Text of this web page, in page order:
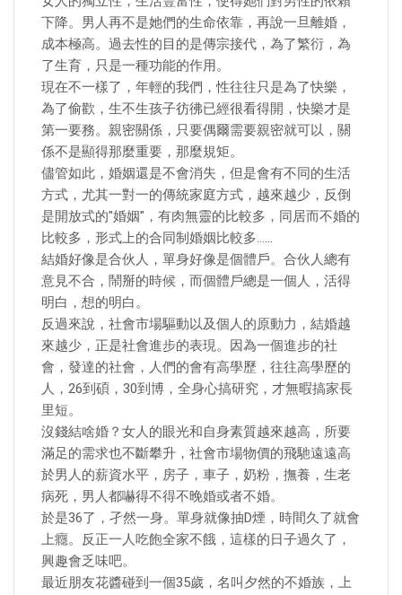
下降。男人再不是她們的生命依靠，再說一旦離婚，
成本極高。過去性的目的是傳宗接代，為了繁衍，為
了生育，只是一種功能的作用。
現在不一樣了，年輕的我們，性往往只是為了快樂，
為了偷歡，生不生孩子彷彿已經很看得開，快樂才是
第一要務。親密關係，只要偶爾需要親密就可以，關
係不是顯得那麼重要，那麼規矩。
儘管如此，婚姻還是不會消失，但是會有不同的生活
方式，尤其一對一的傳統家庭方式，越來越少，反倒
是開放式的"婚姻"，有肉無靈的比較多，同居而不婚的
比較多，形式上的合同制婚姻比較多……
結婚好像是合伙人，單身好像是個體戶。合伙人總有
意見不合，鬧掰的時候，而個體戶總是一個人，活得
明白，想的明白。
反過來說，社會市場驅動以及個人的原動力，結婚越
來越少，正是社會進步的表現。因為一個進步的社
會，發達的社會，人們的會有高學歷，往往高學歷的
人，26到碩，30到博，全身心搞研究，才無暇搞家長
里短。
沒錢結啥婚？女人的眼光和自身素質越來越高，所要
滿足的需求也不斷攀升，社會市場物價的飛馳遠遠高
於男人的薪資水平，房子，車子，奶粉，撫養，生老
病死，男人都嚇得不得不晚婚或者不婚。
於是36了，孑然一身。單身就像抽D煙，時間久了就會
上癮。反正一人吃飽全家不餓，這樣的日子過久了，
興趣會乏味吧。
最近朋友花醬碰到一個35歲，名叫夕然的不婚族，上